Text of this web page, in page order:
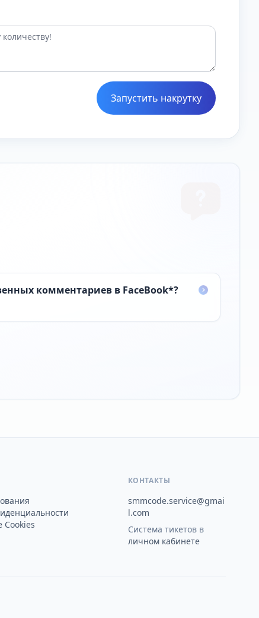
Запустить накрутку
комментариев в FaceBook*?
Cookies
КОНТАКТЫ
smmcode.service@gmai
l.com
Система тикетов в
личном кабинете